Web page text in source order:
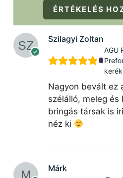
ÉRTÉKELÉS
Szilagyi Zoltan
AGU
Nagyon bevált ez
szélálló, meleg és
bringás társak is
néz ki
Márk